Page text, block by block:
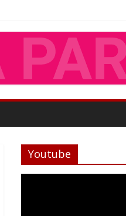
Youtube